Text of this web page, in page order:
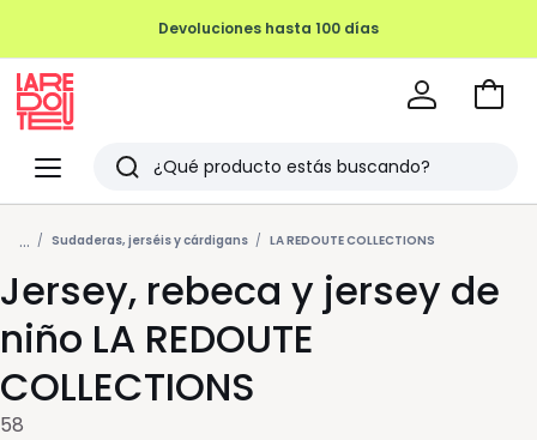
REMATE FINAL HASTA -70%
Menu
Redoute
Buscar
Últimos
artículos
vistos
Ir
... Sudaderas, jerséis y cárdigans LA REDOUTE COLLECTIONS
Jersey, rebeca y jersey de
niño LA REDOUTE
COLLECTIONS
58